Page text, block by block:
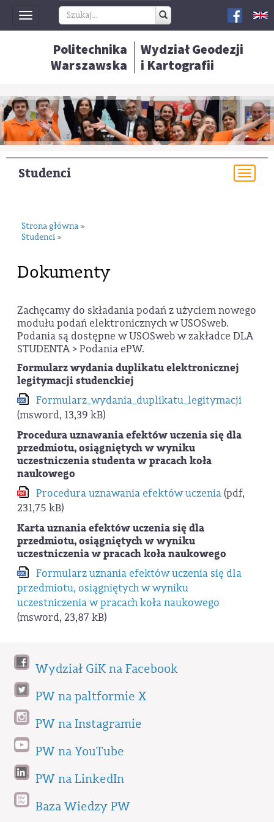
Toggle
navigation
Politechnika
Warszawska
Wydział Geodezji
i Kartografii
Studenci
Strona główna »
Studenci »
Dokumenty
Zachęcamy do składania podań z użyciem nowego
modułu podań elektronicznych w USOSweb.
Podania są dostępne w USOSweb w zakładce DLA
STUDENTA > Podania ePW.
Formularz wydania duplikatu elektronicznej
legitymacji studenckiej
Formularz_wydania_duplikatu_legitymacji
(msword, 13,39 kB)
Procedura uznawania efektów uczenia się dla
przedmiotu, osiągniętych w wyniku
uczestniczenia studenta w pracach koła
naukowego
Procedura uznawania efektów uczenia(pdf,
231,75 kB)
Karta uznania efektów uczenia się dla
przedmiotu, osiągniętych w wyniku
uczestniczenia w pracach koła naukowego
Formularz uznania efektów uczenia się dla
przedmiotu, osiągniętych w wyniku
uczestniczenia w pracach koła naukowego
(msword, 23,87 kB)
Wydział GiK na Facebook
PW na paltformie X
PW na Instagramie
PW na YouTube
PW na LinkedIn
Baza Wiedzy PW